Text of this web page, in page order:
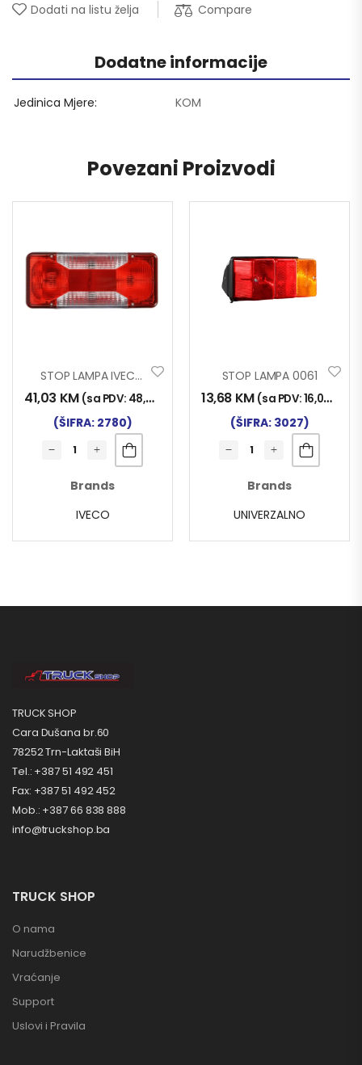
Dodati na listu želja Compare
Dodatne informacije
Jedinica Mjere KOM
Povezani Proizvodi
STOP LAMPA IVECO DAILY
41,03 KM (sa PDV: 48,00
(ŠIFRA: 2780)
Brands
IVECO
STOP LAMPA 0061
13,68 KM (sa PDV:16,00
(ŠIFRA: 3027)
Brands
UNIVERZALNO
TRUCK SHOP
Cara Dušana br.60
78252 Trn-Laktaši BiH
Tel.: +387 51 492 451
Fax: +387 51 492 452
Mob.: +387 66 838 888
info@truckshop.ba
TRUCK SHOP
O nama
Narudžbenice
Vraćanje
Support
Uslovi i Pravila